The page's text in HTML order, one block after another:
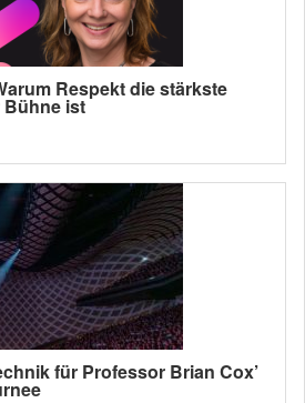
Respekt die stärkste
ist
für Professor Brian Cox’